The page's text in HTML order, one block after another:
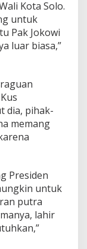
Kota Solo.
untuk
Pak Jokowi
luar biasa,”
dia, pihak-
memang
Presiden
untuk
putra
lahir